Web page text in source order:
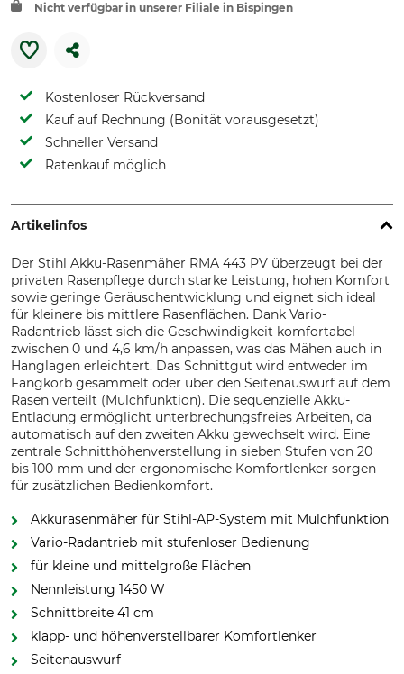
Nicht verfügbar in unserer Filiale in Bispingen
Kostenloser Rückversand
Kauf auf Rechnung (Bonität vorausgesetzt)
Schneller Versand
Ratenkauf möglich
Artikelinfos
Der Stihl Akku-Rasenmäher RMA 443 PV überzeugt bei der
privaten Rasenpflege durch starke Leistung, hohen Komfort
sowie geringe Geräuschentwicklung und eignet sich ideal
für kleinere bis mittlere Rasenflächen. Dank Vario-
Radantrieb lässt sich die Geschwindigkeit komfortabel
zwischen 0 und 4,6 km/h anpassen, was das Mähen auch in
Hanglagen erleichtert. Das Schnittgut wird entweder im
Fangkorb gesammelt oder über den Seitenauswurf auf dem
Rasen verteilt (Mulchfunktion). Die sequenzielle Akku-
Entladung ermöglicht unterbrechungsfreies Arbeiten, da
automatisch auf den zweiten Akku gewechselt wird. Eine
zentrale Schnitthöhenverstellung in sieben Stufen von 20
bis 100 mm und der ergonomische Komfortlenker sorgen
für zusätzlichen Bedienkomfort.
Akkurasenmäher für Stihl-AP-System mit Mulchfunktion
Vario-Radantrieb mit stufenloser Bedienung
für kleine und mittelgroße Flächen
Nennleistung 1450 W
Schnittbreite 41 cm
klapp- und höhenverstellbarer Komfortlenker
Seitenauswurf